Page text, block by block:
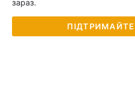
зараз.